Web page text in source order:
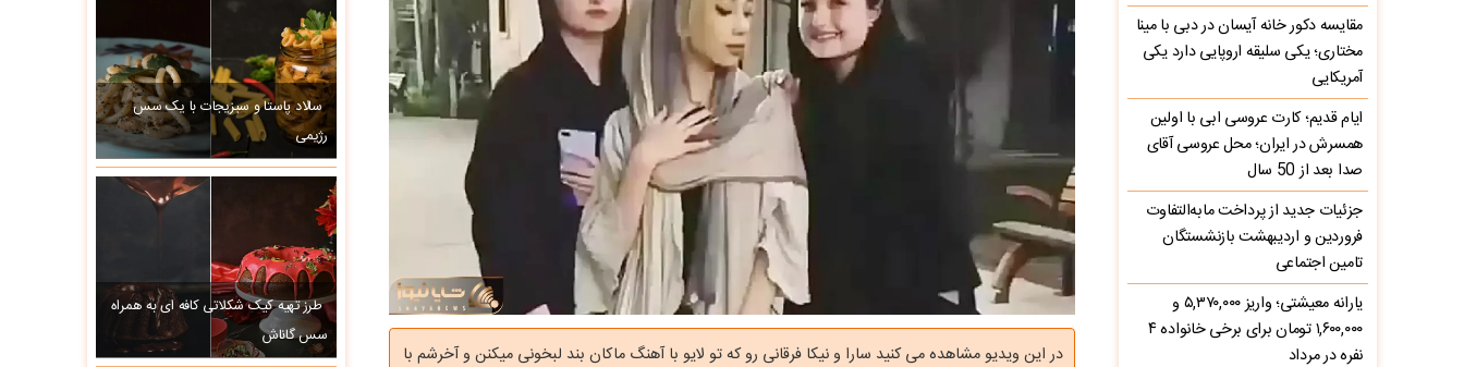
در این ویدیو مشاهده می کنید سارا و نیکا فرقانی رو که تو لایو با آهنگ ماکان بند لبخونی میکنن و آخرشم با
سالاد پاستا و سبزیجات با یک سس
رژیمی
طرز تهیه کیک شکلاتی کافه ای به همراه
سس گاناش
مقایسه دکور خانه آیسان در دبی با مینا
مختاری؛ یکی سلیقه اروپایی دارد یکی
آمریکایی
ایام قدیم؛ کارت عروسی ابی با اولین
همسرش در ایران؛ محل عروسی آقای
صدا بعد از 50 سال
جزئیات جدید از پرداخت مابه‌التفاوت
فروردین و اردیبهشت بازنشستگان
تامین اجتماعی
یارانه معیشتی؛ واریز ۵,۳۷۰,۰۰۰ و
۱,۶۰۰,۰۰۰ تومان برای برخی خانواده ۴
نفره در مرداد